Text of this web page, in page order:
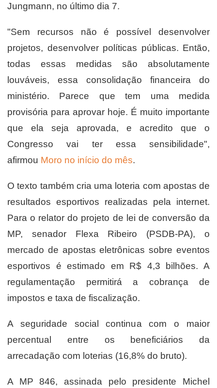
Jungmann, no último dia 7.
"Sem recursos não é possível desenvolver
projetos, desenvolver políticas públicas. Então,
todas essas medidas são absolutamente
louváveis, essa consolidação financeira do
ministério. Parece que tem uma medida
provisória para aprovar hoje. É muito importante
que ela seja aprovada, e acredito que o
Congresso vai ter essa sensibilidade",
afirmou Moro no início do mês.
O texto também cria uma loteria com apostas de
resultados esportivos realizadas pela internet.
Para o relator do projeto de lei de conversão da
MP, senador Flexa Ribeiro (PSDB-PA), o
mercado de apostas eletrônicas sobre eventos
esportivos é estimado em R$ 4,3 bilhões. A
regulamentação permitirá a cobrança de
impostos e taxa de fiscalização.
A seguridade social continua com o maior
percentual entre os beneficiários da
arrecadação com loterias (16,8% do bruto).
A MP 846, assinada pelo presidente Michel